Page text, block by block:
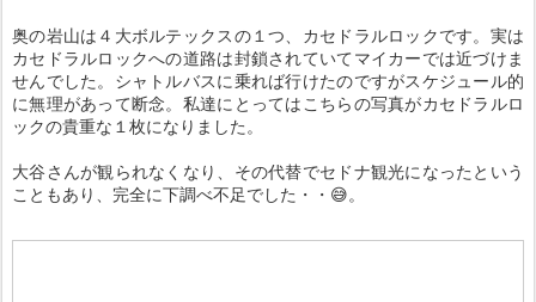
奥の岩山は４大ボルテックスの１つ、カセドラルロックです。実は
カセドラルロックへの道路は封鎖されていてマイカーでは近づけま
せんでした。シャトルバスに乗れば行けたのですがスケジュール的
に無理があって断念。私達にとってはこちらの写真がカセドラルロ
ックの貴重な１枚になりました。
大谷さんが観られなくなり、その代替でセドナ観光になったという
こともあり、完全に下調べ不足でした・・😅。